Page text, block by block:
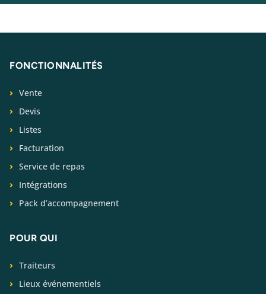
FONCTIONNALITÉS
Vente
Devis
Listes
Facturation
Service de repas
Intégrations
Pack d’accompagnement
POUR QUI
Traiteurs
Lieux événementiels